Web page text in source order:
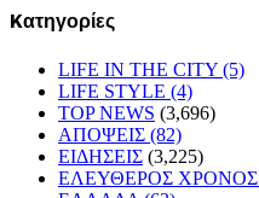
Kατηγορίες
LIFE IN THE CITY (5)
LIFE STYLE (4)
TOP NEWS (3,696)
ΑΠΟΨΕΙΣ (82)
ΕΙΔΗΣΕΙΣ (3,225)
ΕΛΕΥΘΕΡΟΣ ΧΡΟΝΟΣ